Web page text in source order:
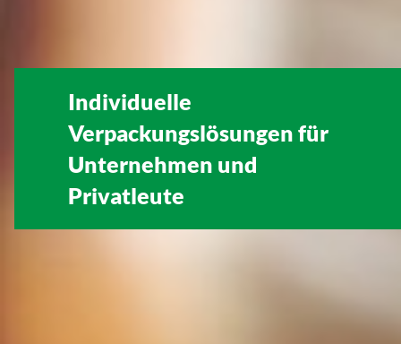
Individuelle
Verpackungslösungen für
Unternehmen und
Privatleute